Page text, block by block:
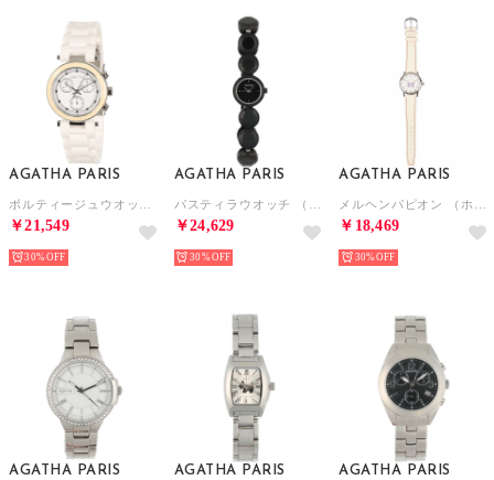
AGATHA PARIS
￥21,549
30%
AGATHA PARIS
￥24,629
30%
AGATHA PARIS
￥18,469
30%
AGATHA PARIS AGATHA PARIS AGATHA PARIS